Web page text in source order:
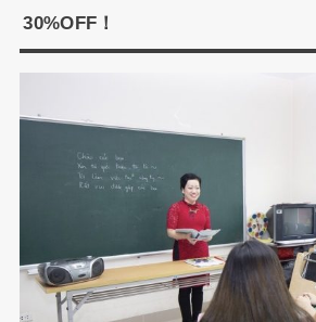
30%OFF！